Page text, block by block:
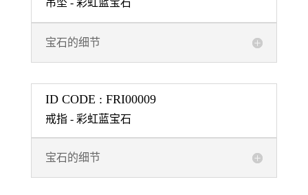
吊坠 - 彩虹蓝宝石
宝石的细节
ID CODE : FRI00009
戒指 - 彩虹蓝宝石
宝石的细节